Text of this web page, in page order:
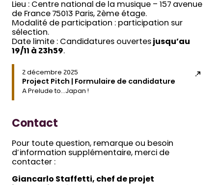
Lieu : Centre national de la musique – 157 avenue
de France 75013 Paris, 2ème étage.
Modalité de participation : participation sur
sélection.
Date limite : Candidatures ouvertes jusqu’au
19/11 à 23h59.
2 décembre 2025
Project Pitch | Formulaire de candidature
A Prelude to…Japan !
Contact
Pour toute question, remarque ou besoin
d’information supplémentaire, merci de
contacter :
Giancarlo Staffetti, chef de projet